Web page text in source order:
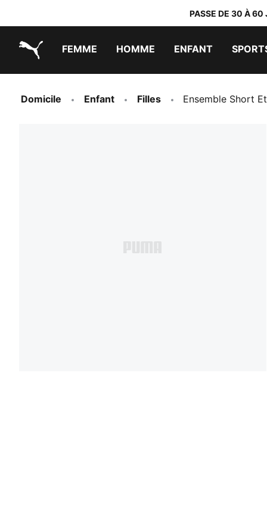
PASSE DE 30 À 60
FEMME HOMME ENFANT
Domicile Enfant Filles Ensemble Short